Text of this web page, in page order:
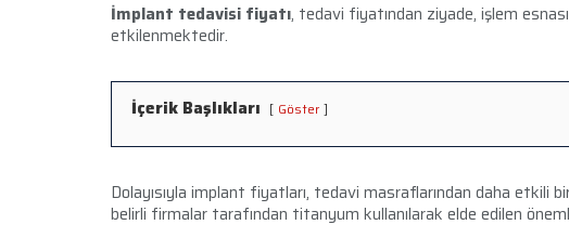
İmplant tedavisi fiyatı, tedavi fiyatından ziyade, işlem
etkilenmektedir.
İçerik Başlıkları Göster
Dolayısıyla implant fiyatları, tedavi masraflarından daha etkili
belirli firmalar tarafından titanyum kullanılarak elde edilen